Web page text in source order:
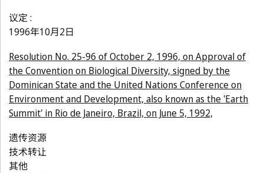
议定 :
1996年10月2日
Resolution No. 25-96 of October 2, 1996, on Approval of
the Convention on Biological Diversity, signed by the
Dominican State and the United Nations Conference on
Environment and Development, also known as the 'Earth
Summit' in Rio de Janeiro, Brazil, on June 5, 1992,
遗传资源
技术转让
其他